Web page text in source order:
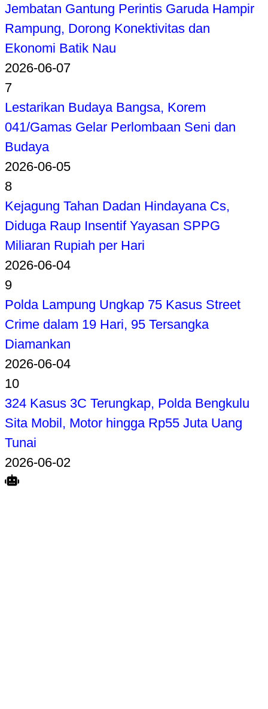
Jembatan Gantung Perintis Garuda Hampir
Rampung, Dorong Konektivitas dan
Ekonomi Batik Nau
2026-06-07
7
Lestarikan Budaya Bangsa, Korem
041/Gamas Gelar Perlombaan Seni dan
Budaya
2026-06-05
8
Kejagung Tahan Dadan Hindayana Cs,
Diduga Raup Insentif Yayasan SPPG
Miliaran Rupiah per Hari
2026-06-04
9
Polda Lampung Ungkap 75 Kasus Street
Crime dalam 19 Hari, 95 Tersangka
Diamankan
2026-06-04
10
324 Kasus 3C Terungkap, Polda Bengkulu
Sita Mobil, Motor hingga Rp55 Juta Uang
Tunai
2026-06-02